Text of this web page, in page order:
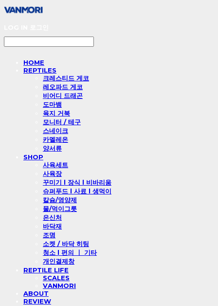
HOME
REPTILES
크레스티드 게코
레오파드 게코
비어디 드래곤
도마뱀
육지 거북
모니터 / 테구
스네이크
카멜레온
양서류
SHOP
사육세트
사육장
꾸미기 l 장식 l 비바리움
슈퍼푸드 l 사료 l 생먹이
칼슘/영양제
물/먹이그릇
은신처
바닥재
조명
소켓 / 바닥 히팅
청소 l 편의 ㅣ 기타
개인결제창
REPTILE LIFE
SCALES
VANMORI
ABOUT
REVIEW